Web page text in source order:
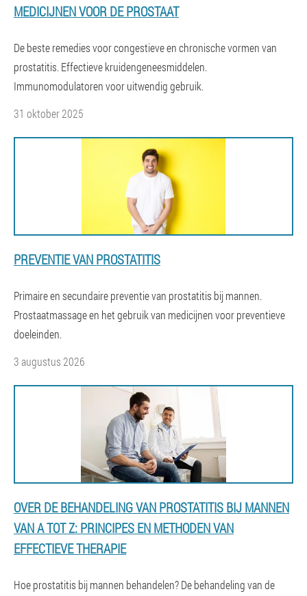
MEDICIJNEN VOOR DE PROSTAAT
De beste remedies voor congestieve en chronische vormen van
prostatitis. Effectieve kruidengeneesmiddelen.
Immunomodulatoren voor uitwendig gebruik.
31 oktober 2025
PREVENTIE VAN PROSTATITIS
Primaire en secundaire preventie van prostatitis bij mannen.
Prostaatmassage en het gebruik van medicijnen voor preventieve
doeleinden.
3 augustus 2026
OVER DE BEHANDELING VAN PROSTATITIS BIJ MANNEN
VAN A TOT Z: PRINCIPES EN METHODEN VAN
EFFECTIEVE THERAPIE
Hoe prostatitis bij mannen behandelen? De behandeling van de